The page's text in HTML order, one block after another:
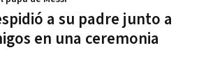
a su padre junto a
en una ceremonia